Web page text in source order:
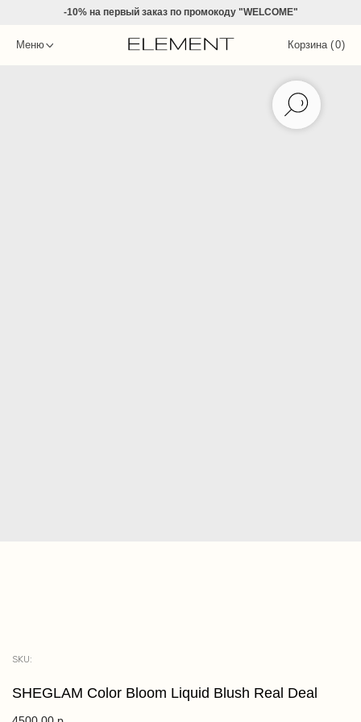
-10% напервый заказ по промокоду "WELCOME"
Корзина (
Меню )
0
SHEGLAM Color Bloom Liquid Blush Real Deal
SKU: